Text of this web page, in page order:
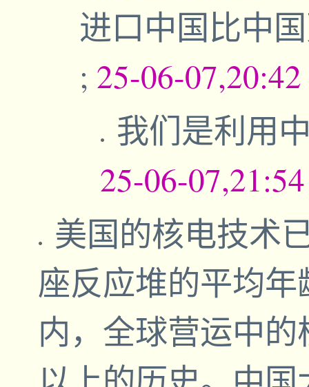
进口中国比中
; 25-06-07,20:42
我们是利用
25-06-
美国的核电技术
座反应堆的平均
内，全球营运中